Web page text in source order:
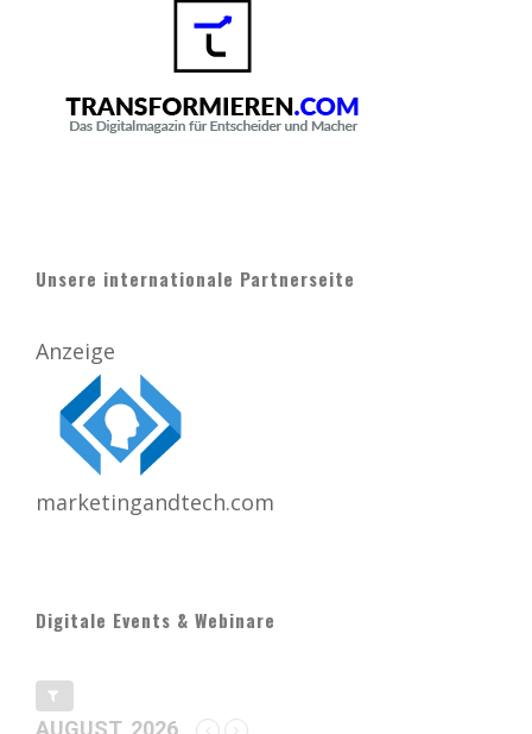
Unsere internationale Partnerseite
Anzeige
marketingandtech.com
Digitale Events & Webinare
AUGUST, 2026